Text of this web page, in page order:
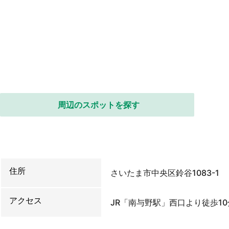
周辺のスポットを探す
住所 さいたま市中央区鈴谷1083-1
アクセス JR「南与野駅」西口より徒歩